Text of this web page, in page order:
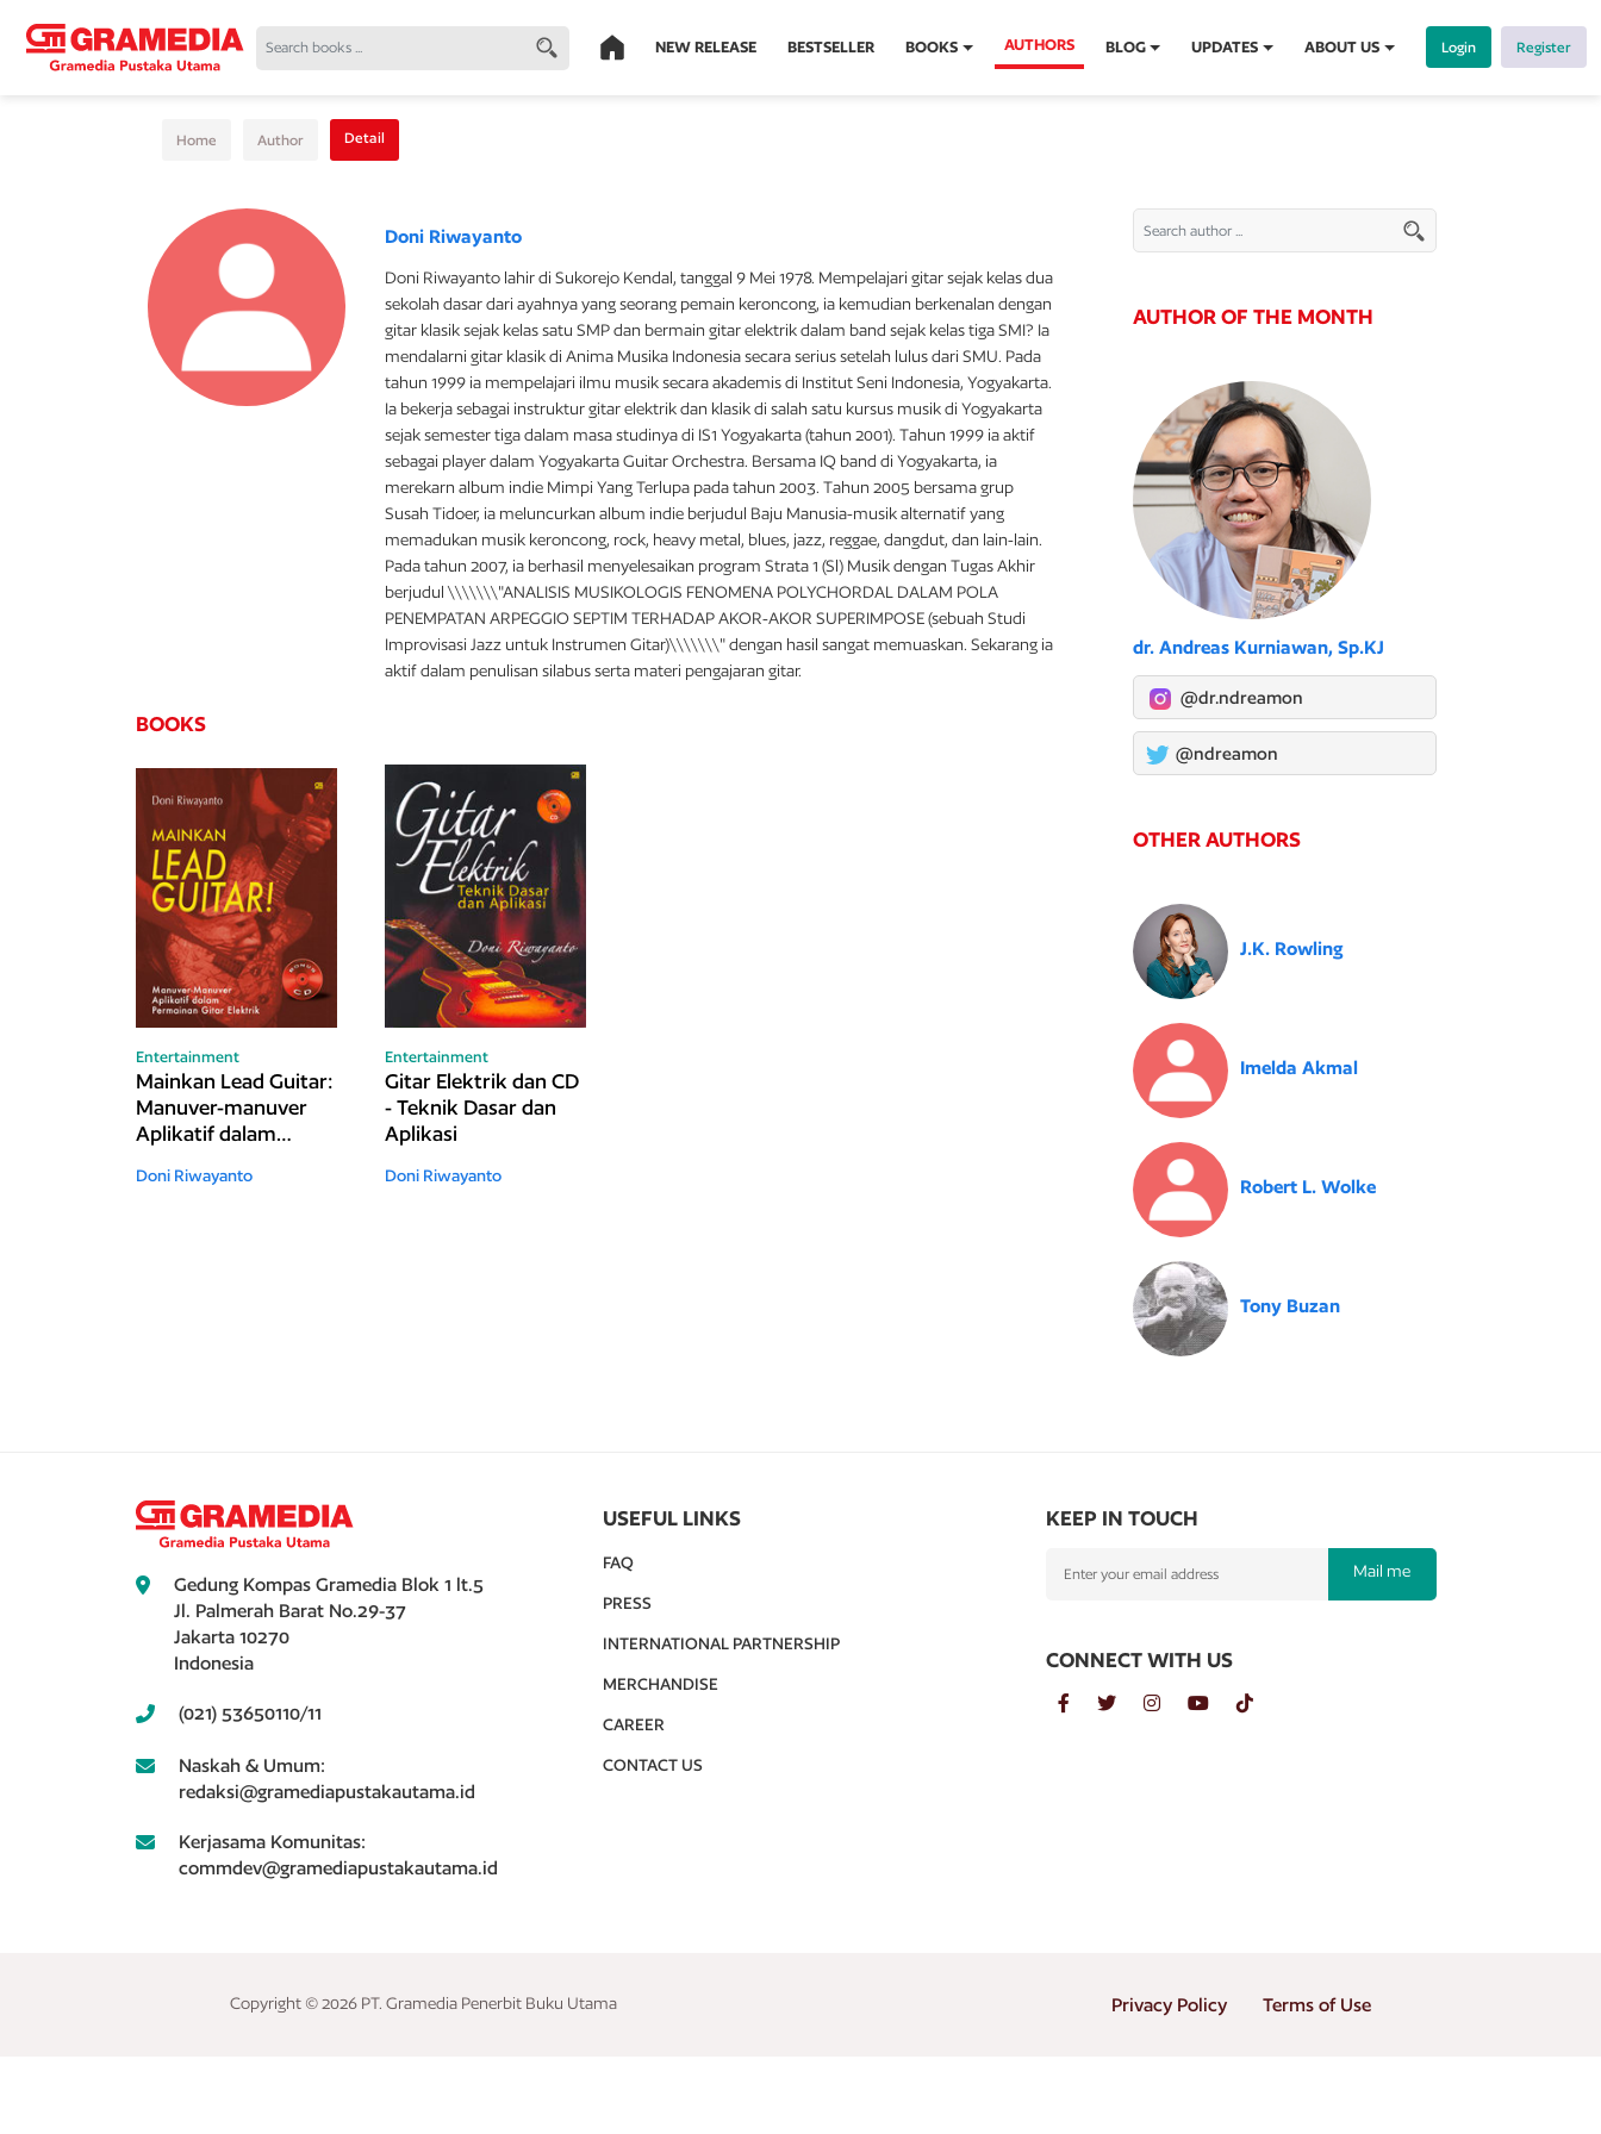
NEW RELEASE BESTSELLER BOOKS AUTHORS BLOG UPDATES ABOUT US Login Register
Home Author Detail
Doni Riwayanto
Doni Riwayanto lahir di Sukorejo Kendal, tanggal 9 Mei 1978. Mempelajari gitar sejak kelas dua
sekolah dasar dari ayahnya yang seorang pemain keroncong, ia kemudian berkenalan dengan
gitar klasik sejak kelas satu SMP dan bermain gitar elektrik dalam band sejak kelas tiga SMI? Ia
mendalarni gitar klasik di Anima Musika Indonesia secara serius setelah lulus dari SMU. Pada
tahun 1999 ia mempelajari ilmu musik secara akademis di Institut Seni Indonesia, Yogyakarta.
Ia bekerja sebagai instruktur gitar elektrik dan klasik di salah satu kursus musik di Yogyakarta
sejak semester tiga dalam masa studinya di IS1 Yogyakarta (tahun 2001). Tahun 1999 ia aktif
sebagai player dalam Yogyakarta Guitar Orchestra. Bersama IQ band di Yogyakarta, ia
merekarn album indie Mimpi Yang Terlupa pada tahun 2003. Tahun 2005 bersama grup
Susah Tidoer, ia meluncurkan album indie berjudul Baju Manusia-musik alternatif yang
memadukan musik keroncong, rock, heavy metal, blues, jazz, reggae, dangdut, dan lain-lain.
Pada tahun 2007, ia berhasil menyelesaikan program Strata 1 (Sl) Musik dengan Tugas Akhir
berjudul \\\\\\\"ANALISIS MUSIKOLOGIS FENOMENA POLYCHORDAL DALAM POLA
PENEMPATAN ARPEGGIO SEPTIM TERHADAP AKOR-AKOR SUPERIMPOSE (sebuah Studi
Improvisasi Jazz untuk Instrumen Gitar)\\\\\\\" dengan hasil sangat memuaskan. Sekarang ia
aktif dalam penulisan silabus serta materi pengajaran gitar.
BOOKS
Entertainment
Mainkan Lead Guitar:
Manuver-manuver
Aplikatif dalam
Elektrik
Doni Riwayanto
Entertainment
Gitar Elektrik dan CD
- Teknik Dasar dan
Aplikasi
Doni Riwayanto
AUTHOR OF THE MONTH
dr. Andreas Kurniawan, Sp.KJ
@dr.ndreamon
@ndreamon
OTHER AUTHORS
J.K. Rowling
Imelda Akmal
Robert L. Wolke
Tony Buzan
Gedung Kompas Gramedia Blok 1 lt.5
Jl. Palmerah Barat No.29-37
Jakarta 10270
Indonesia
(021) 53650110/11
Naskah & Umum:
redaksi@gramediapustakautama.id
Kerjasama Komunitas:
commdev@gramediapustakautama.id
USEFUL LINKS
FAQ
PRESS
INTERNATIONAL PARTNERSHIP
MERCHANDISE
CAREER
CONTACT US
KEEP IN TOUCH
Mail me
CONNECT WITH US
Copyright © 2026 PT. Gramedia Penerbit Buku Utama Privacy Policy Terms of Use